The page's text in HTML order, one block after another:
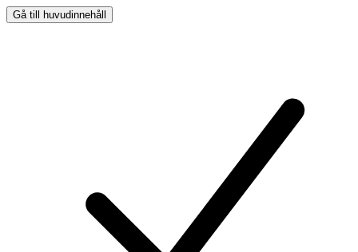
Gå till huvudinnehåll